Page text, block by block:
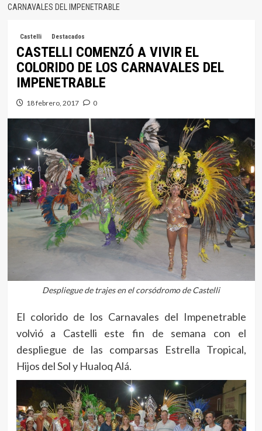
CARNAVALES DEL IMPENETRABLE
Castelli Destacados
CASTELLI COMENZÓ A VIVIR EL
COLORIDO DE LOS CARNAVALES DEL
IMPENETRABLE
18 febrero, 2017 0
Despliegue de trajes en el corsódromo de Castelli
El colorido de los Carnavales del Impenetrable
volvió a Castelli este fin de semana con el
despliegue de las comparsas Estrella Tropical,
Hijos del Sol y Hualoq Alá.